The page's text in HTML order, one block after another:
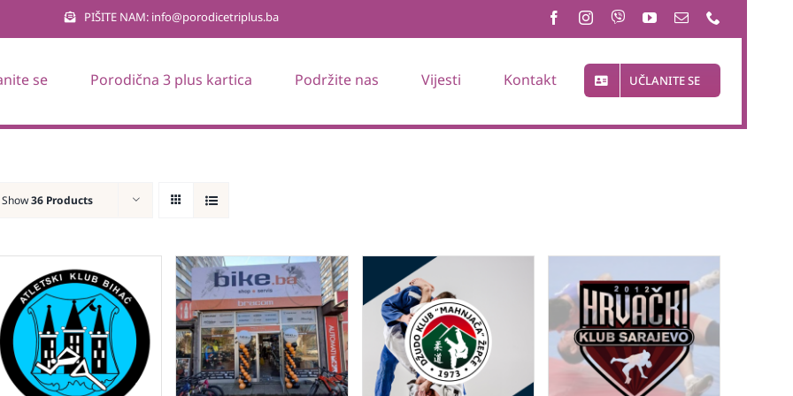
PIŠITE NAM: info@porodicetriplus.ba
se Porodična 3 plus kartica Podržite nas Vijesti Kontakt UČLANITE SE
Show36 Products